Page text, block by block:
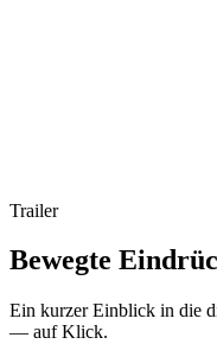
Trailer
Bewegte
Ein kurzer Einblick in die
— auf Klick.